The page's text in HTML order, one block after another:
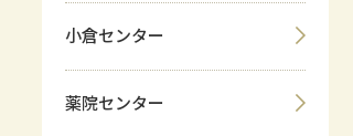
小倉センター
薬院センター